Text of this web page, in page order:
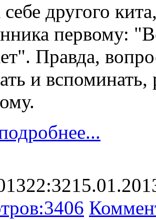
себе другого
первому:
Правда,
и
22:32
3406